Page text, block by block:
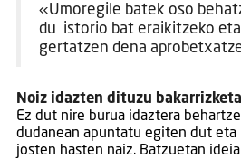
«Umoregile batek oso
du istorio bat eraikitzeko
gertatzen dena
Noiz idazten dituzu
Ez dut nire burua idaztera
dudanean apuntatu egiten dut eta
josten hasten naiz. Batzuetan